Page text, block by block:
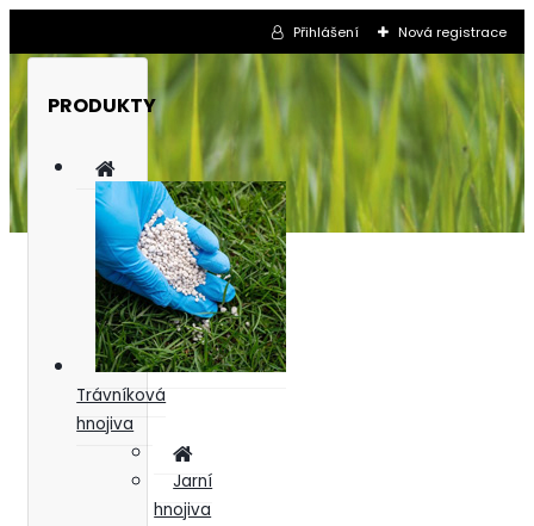
Přihlášení Nová registrace
PRODUKTY
Trávníková
hnojiva
Jarní
hnojiva